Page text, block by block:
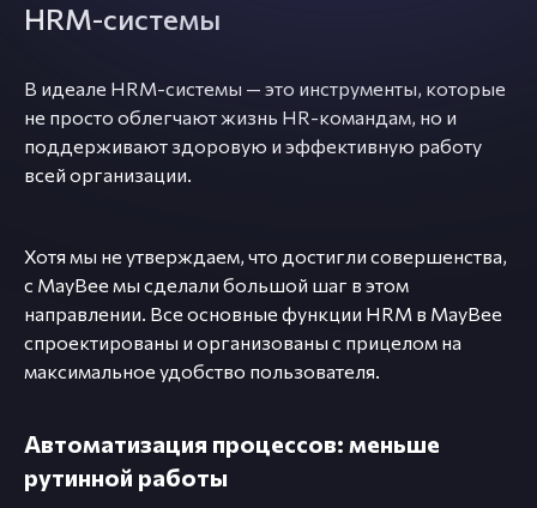
HRM-системы
В идеале HRM-системы — это инструменты, которые
не просто облегчают жизнь HR-командам, но и
поддерживают здоровую и эффективную работу
всей организации.
Хотя мы не утверждаем, что достигли совершенства,
с MayBee мы сделали большой шаг в этом
направлении. Все основные функции HRM в MayBee
спроектированы и организованы с прицелом на
максимальное удобство пользователя.
Автоматизация процессов: меньше
рутинной работы